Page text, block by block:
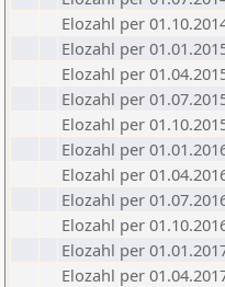
Elozahl per
Elozahl per
Elozahl per
Elozahl per
Elozahl per
Elozahl per
Elozahl per
Elozahl per
Elozahl per
Elozahl per
Elozahl per